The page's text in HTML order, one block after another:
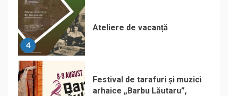
4
Ateliere de vacanță
Festival de tarafuri și muzici
arhaice „Barbu Lăutaru”,